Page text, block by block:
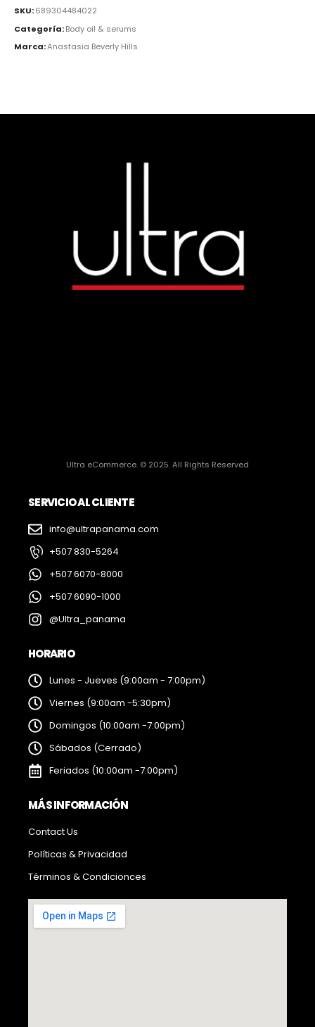
SKU:689304484022
Categoría:Body oil & serums
Marca:Anastasia Beverly Hills
Ultra eCommerce. © 2025. All Rights Reserved
SERVICIO AL CLIENTE
info@ultrapanama.com
+507 830-5264
+507 6070-8000
+507 6090-1000
@Ultra_panama
HORARIO
Lunes - Jueves (9:00am - 7:00pm)
Viernes (9:00am -5:30pm)
Domingos (10:00am -7:00pm)
Sábados (Cerrado)
Feriados (10:00am -7:00pm)
MÁS INFORMACIÓN
Contact Us
Políticas & Privacidad
Términos & Condicionces